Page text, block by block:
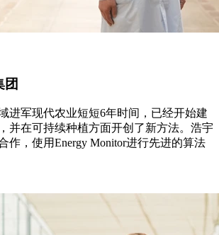
团
进军现代农业短短6年时间，已经开始建
并在可持续种植方面开创了新方法。浩宇
作，使用Energy Monitor进行先进的算法